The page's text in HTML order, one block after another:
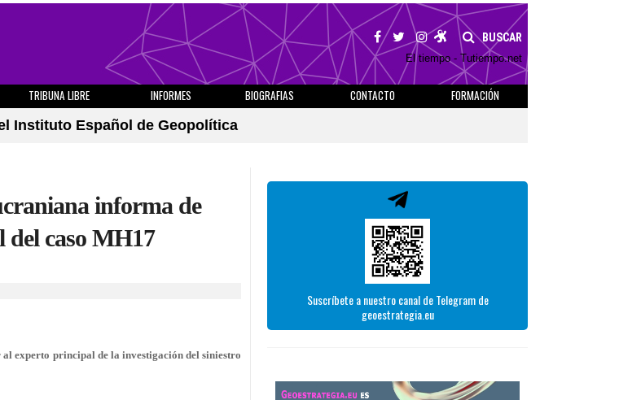
BUSCAR
El tiempo - Tutiempo.net
TRIBUNA LIBRE INFORMES BIOGRAFIAS CONTACTO
FORMACIÓN
Instituto Español de Geopolítica
informa de
del caso MH17
experto principal de la investigación del siniestro
Suscríbete a nuestro canal de Telegram de
geoestrategia.eu